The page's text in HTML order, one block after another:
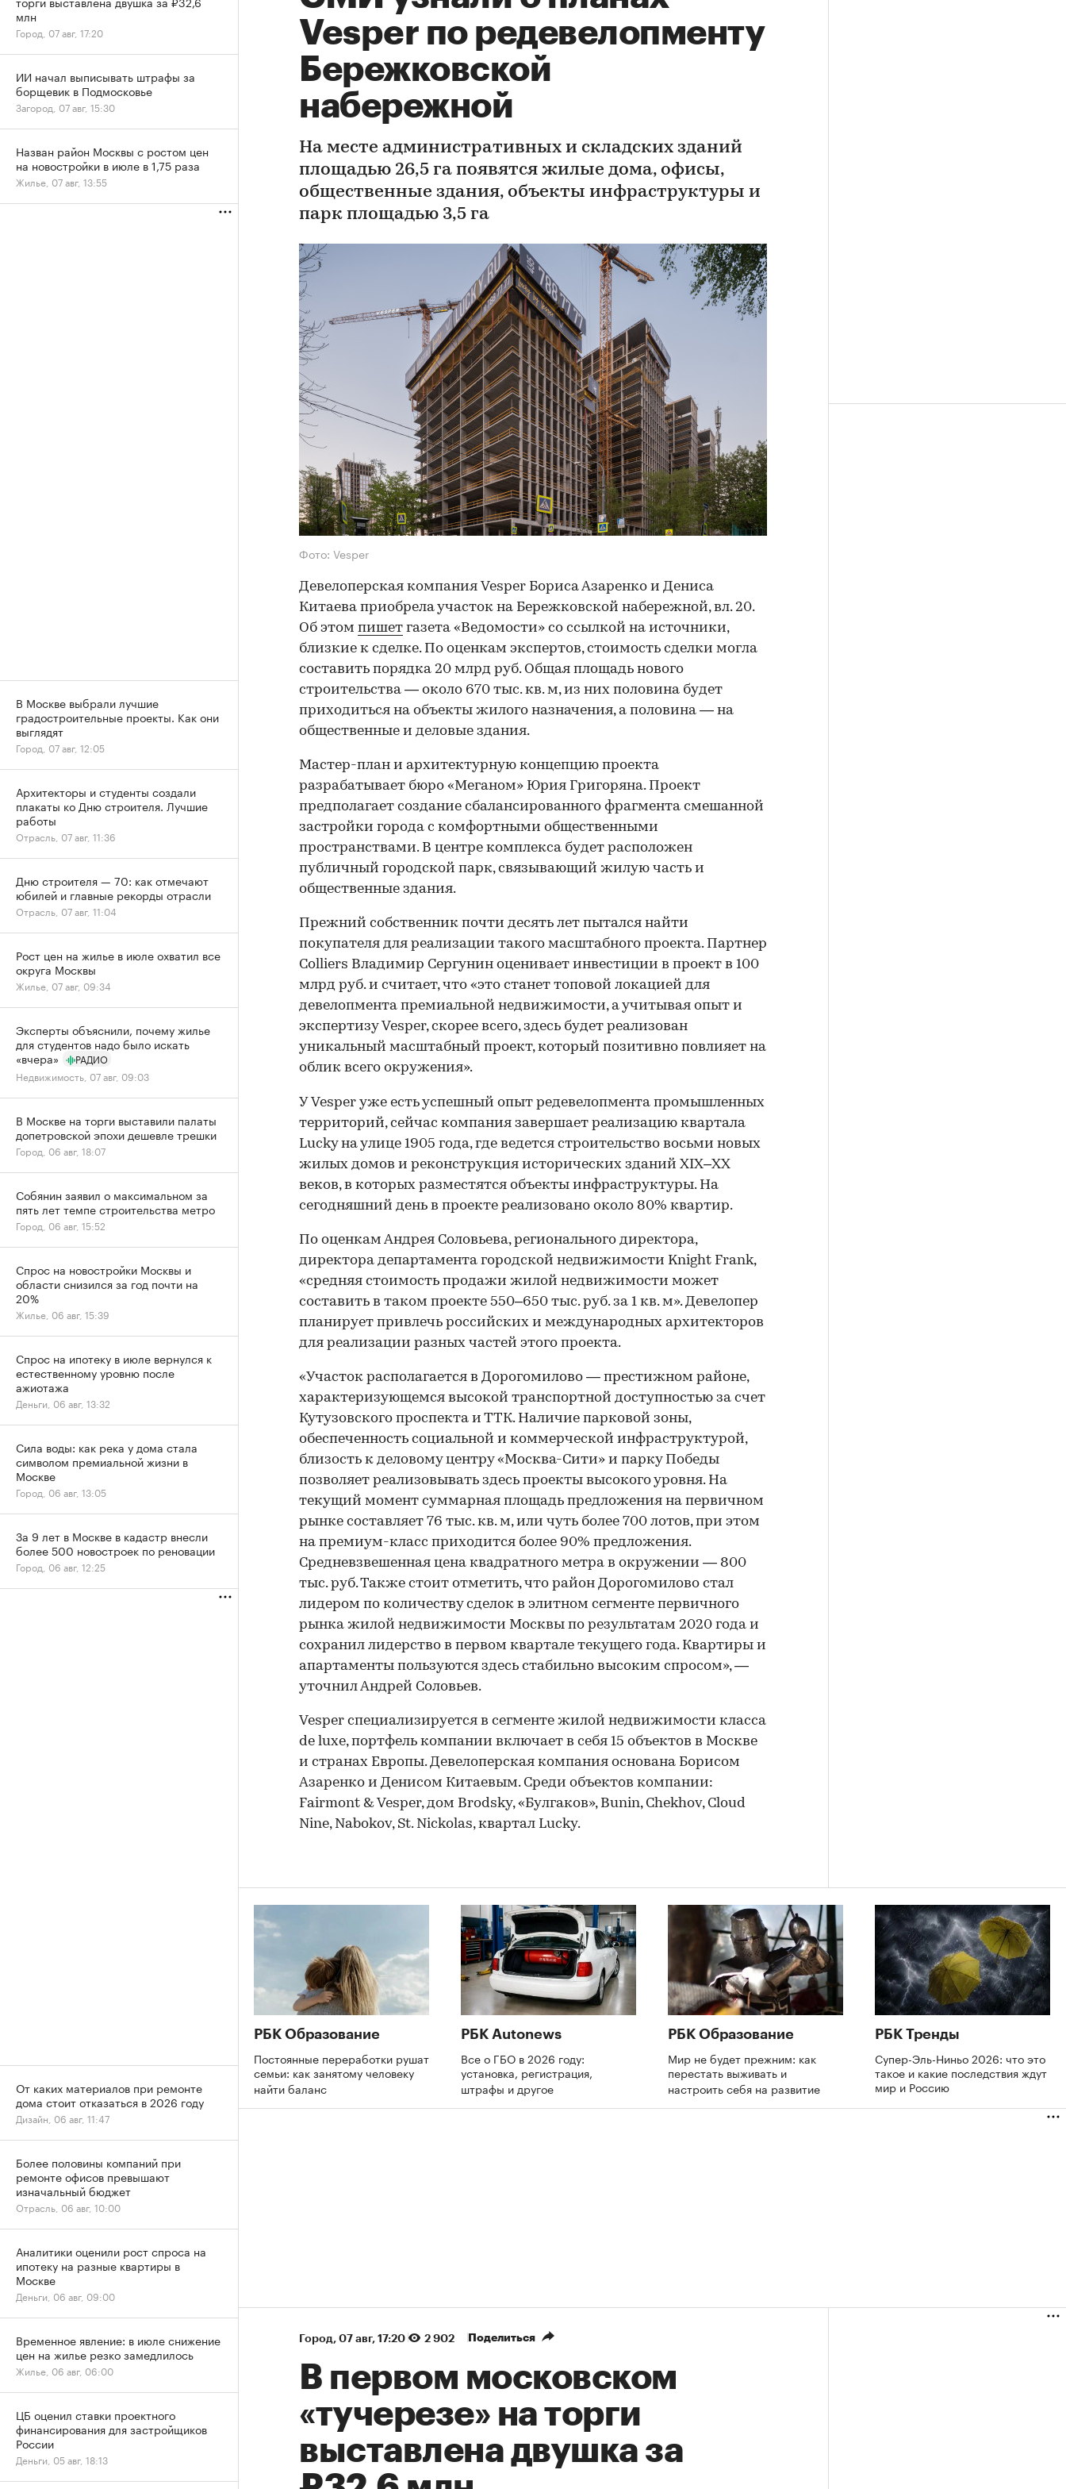
Vesper по редевелопменту
Бережковской
набережной
На месте административных и складских зданий
площадью 26,5 га появятся жилые дома, офисы,
общественные здания, объекты инфраструктуры и
парк площадью 3,5 га
Фото: Vesper
Девелоперская компания Vesper Бориса Азаренко и Дениса
Китаева приобрела участок на Бережковской набережной, вл. 20.
Об этом пишет газета «Ведомости» со ссылкой на источники,
близкие к сделке. По оценкам экспертов, стоимость сделки могла
составить порядка 20 млрд руб. Общая площадь нового
строительства — около 670 тыс. кв. м, из них половина будет
приходиться на объекты жилого назначения, а половина — на
общественные и деловые здания.
Мастер-план и архитектурную концепцию проекта
разрабатывает бюро «Меганом» Юрия Григоряна. Проект
предполагает создание сбалансированного фрагмента смешанной
застройки города с комфортными общественными
пространствами. В центре комплекса будет расположен
публичный городской парк, связывающий жилую часть и
общественные здания.
Прежний собственник почти десять лет пытался найти
покупателя для реализации такого масштабного проекта. Партнер
Colliers Владимир Сергунин оценивает инвестиции в проект в 100
млрд руб. и считает, что «это станет топовой локацией для
девелопмента премиальной недвижимости, а учитывая опыт и
экспертизу Vesper, скорее всего, здесь будет реализован
уникальный масштабный проект, который позитивно повлияет на
облик всего окружения».
У Vesper уже есть успешный опыт редевелопмента промышленных
территорий, сейчас компания завершает реализацию квартала
Lucky на улице 1905 года, где ведется строительство восьми новых
жилых домов и реконструкция исторических зданий XIX–XX
веков, в которых разместятся объекты инфраструктуры. На
сегодняшний день в проекте реализовано около 80% квартир.
По оценкам Андрея Соловьева, регионального директора,
директора департамента городской недвижимости Knight Frank,
«средняя стоимость продажи жилой недвижимости может
составить в таком проекте 550–650 тыс. руб. за 1 кв. м». Девелопер
планирует привлечь российских и международных архитекторов
для реализации разных частей этого проекта.
«Участок располагается в Дорогомилово — престижном районе,
характеризующемся высокой транспортной доступностью за счет
Кутузовского проспекта и ТТК. Наличие парковой зоны,
обеспеченность социальной и коммерческой инфраструктурой,
близость к деловому центру «Москва-Сити» и парку Победы
позволяет реализовывать здесь проекты высокого уровня. На
текущий момент суммарная площадь предложения на первичном
рынке составляет 76 тыс. кв. м, или чуть более 700 лотов, при этом
на премиум-класс приходится более 90% предложения.
Средневзвешенная цена квадратного метра в окружении — 800
тыс. руб. Также стоит отметить, что район Дорогомилово стал
лидером по количеству сделок в элитном сегменте первичного
рынка жилой недвижимости Москвы по результатам 2020 года и
сохранил лидерство в первом квартале текущего года. Квартиры и
апартаменты пользуются здесь стабильно высоким спросом», —
уточнил Андрей Соловьев.
Vesper специализируется в сегменте жилой недвижимости класса
de luxe, портфель компании включает в себя 15 объектов в Москве
и странах Европы. Девелоперская компания основана Борисом
Азаренко и Денисом Китаевым. Среди объектов компании:
Fairmont & Vesper, дом Brodsky, «Булгаков», Bunin, Chekhov, Cloud
Nine, Nabokov, St. Nickolas, квартал Lucky.
РБК Образование
Постоянные переработки рушат
семьи: как занятому человеку
найти баланс
РБК Autonews
Все о ГБО в 2026 году:
установка, регистрация,
штрафы и другое
РБК Образование
Мир не будет прежним: как
перестать выживать и
настроить себя на развитие
РБК Тренды
Супер-Эль-Ниньо 2026: что это
такое и какие последствия ждут
мир и Россию
Город⁠, 07 авг, 17:20 2 902 Поделиться
В первом московском
«тучерезе» на торги
выставлена двушка за
млн
Город, 07 авг, 17:20
ИИ начал выписывать штрафы за
борщевик в Подмосковье
Загород, 07 авг, 15:30
Назван район Москвы с ростом цен
на новостройки в июле в 1,75 раза
Жилье, 07 авг, 13:55
В Москве выбрали лучшие
градостроительные проекты. Как они
выглядят
Город, 07 авг, 12:05
Архитекторы и студенты создали
плакаты ко Дню строителя. Лучшие
работы
Отрасль, 07 авг, 11:36
Дню строителя — 70: как отмечают
юбилей и главные рекорды отрасли
Отрасль, 07 авг, 11:04
Рост цен на жилье в июле охватил все
округа Москвы
Жилье, 07 авг, 09:34
Эксперты объяснили, почему жилье
для студентов надо было искать
«вчера»
РАДИО
Недвижимость, 07 авг, 09:03
В Москве на торги выставили палаты
допетровской эпохи дешевле трешки
Город, 06 авг, 18:07
Собянин заявил о максимальном за
пять лет темпе строительства метро
Город, 06 авг, 15:52
Спрос на новостройки Москвы и
области снизился за год почти на
20%
Жилье, 06 авг, 15:39
Спрос на ипотеку в июле вернулся к
естественному уровню после
ажиотажа
Деньги, 06 авг, 13:32
Сила воды: как река у дома стала
символом премиальной жизни в
Москве
Город, 06 авг, 13:05
За 9 лет в Москве в кадастр внесли
более 500 новостроек по реновации
Город, 06 авг, 12:25
От каких материалов при ремонте
дома стоит отказаться в 2026 году
Дизайн, 06 авг, 11:47
Более половины компаний при
ремонте офисов превышают
изначальный бюджет
Отрасль, 06 авг, 10:00
Аналитики оценили рост спроса на
ипотеку на разные квартиры в
Москве
Деньги, 06 авг, 09:00
Временное явление: в июле снижение
цен на жилье резко замедлилось
Жилье, 06 авг, 06:00
ЦБ оценил ставки проектного
финансирования для застройщиков
России
Деньги, 05 авг, 18:13